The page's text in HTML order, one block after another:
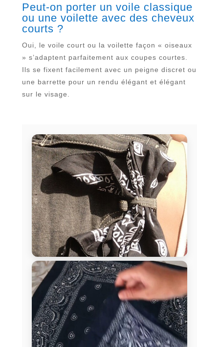
Peut-on porter un voile classique
ou une voilette avec des cheveux
courts ?
Oui, le voile court ou la voilette façon « oiseaux
» s’adaptent parfaitement aux coupes courtes.
Ils se fixent facilement avec un peigne discret ou
une barrette pour un rendu élégant et élégant
sur le visage.